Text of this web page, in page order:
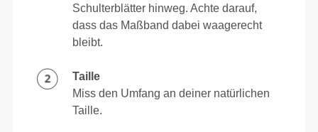
Schulterblätter hinweg. Achte darauf,
dass das Maßband dabei waagerecht
bleibt.
Taille
Miss den Umfang an deiner natürlichen
Taille.